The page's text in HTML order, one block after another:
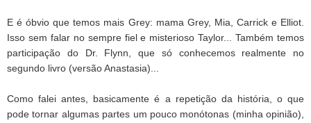
E é óbvio que temos mais Grey: mama Grey, Mia, Carrick e Elliot.
Isso sem falar no sempre fiel e misterioso Taylor... Também temos
participação do Dr. Flynn, que só conhecemos realmente no
segundo livro (versão Anastasia)...
Como falei antes, basicamente é a repetição da história, o que
pode tornar algumas partes um pouco monótonas (minha opinião),